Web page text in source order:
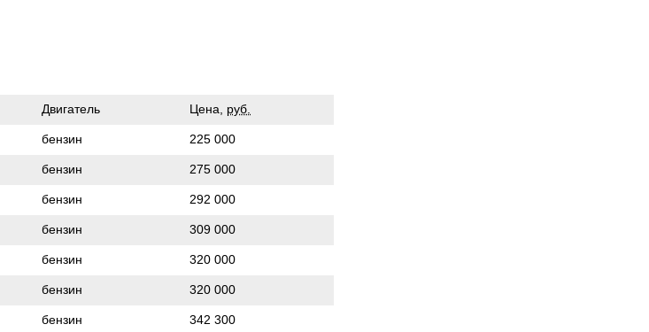
Двигатель Цена, руб.
бензин 225 000
бензин 275 000
бензин 292 000
бензин 309 000
бензин 320 000
бензин 320 000
бензин 342 300